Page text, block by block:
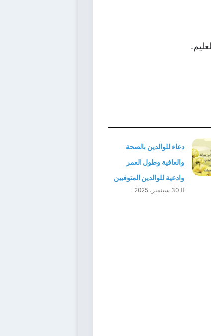
دعاء للوالدين بالصحة
والعافية وطول العمر
وادعية للوالدين المتوفيين
30 سبتمبر، 2025